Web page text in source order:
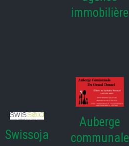
immobilière
Swissoja
Auberge
communale